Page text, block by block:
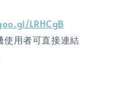
LRHCgB
用者可直接連結